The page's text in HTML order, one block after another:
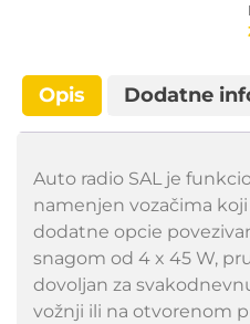
Opis Dodatne
Auto radio SAL je
namenjen vozačima
dodatne opcie
snagom od 4 x 45 W,
dovoljan za
vožnji ili na otvorenom